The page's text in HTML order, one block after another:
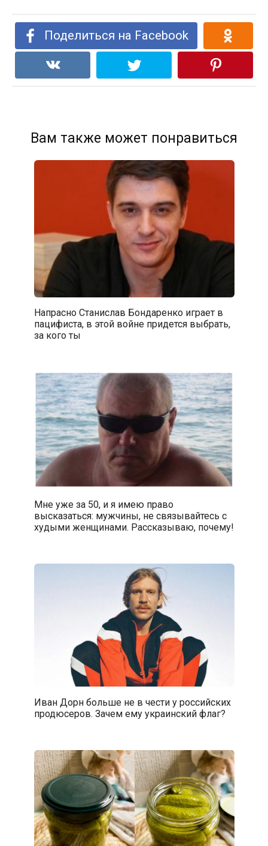
Поделиться на Facebook
Вам также может понравиться
Напрасно Станислав Бондаренко играет в
пацифиста, в этой войне придется выбрать,
за кого ты
Мне уже за 50, и я имею право
высказаться: мужчины, не связывайтесь с
худыми женщинами. Рассказываю, почему!
Иван Дорн больше не в чести у российских
продюсеров. Зачем ему украинский флаг?